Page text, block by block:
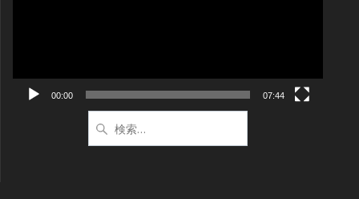
00:00 07:44
索: